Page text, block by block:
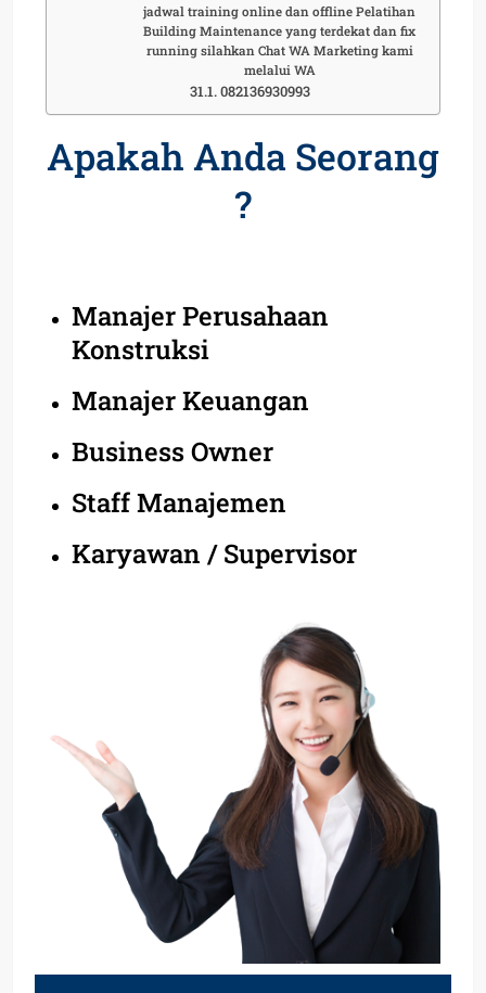
jadwal training online dan offline Pelatihan
Building Maintenance yang terdekat dan fix
running silahkan Chat WA Marketing kami
melalui WA
082136930993
Apakah Anda Seorang
?
Manajer Perusahaan
Konstruksi
Manajer Keuangan
Business Owner
Staff Manajemen
Karyawan / Supervisor